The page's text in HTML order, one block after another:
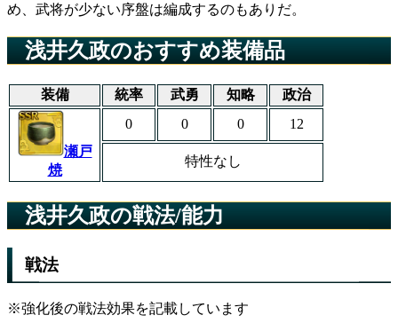
め、武将が少ない序盤は編成するのもありだ。
浅井久政のおすすめ装備品
装備 統率 武勇 知略 政治
瀬戸
焼
0 0 0 12
特性なし
浅井久政の戦法/能力
戦法
※強化後の戦法効果を記載しています